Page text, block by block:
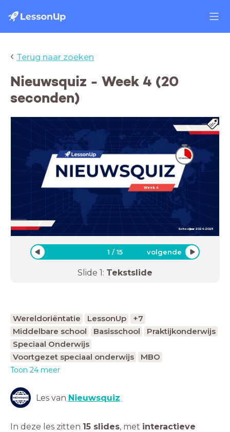
‹ Terug naar zoeken
Nieuwsquiz - Week 4 (20
seconden)
Week 4
Schooljaar 2024-2025
1 /15 volgende
Slide 1: Tekstslide
Wereldoriëntatie LessonUp
+7
Middelbare school
Basisschool
Praktijkonderwijs
Speciaal Onderwijs
Voortgezet speciaal onderwijs
MBO
Toon 24 meer
Les van Nieuwsquiz
In deze les zitten 15 slides, met interactieve